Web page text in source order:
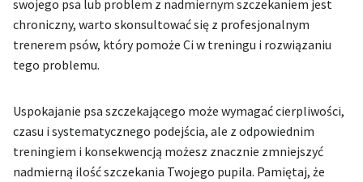
swojego psa lub problem z nadmiernym szczekaniem jest
chroniczny, warto skonsultować się z profesjonalnym
trenerem psów, który pomoże Ci w treningu i rozwiązaniu
tego problemu.
Uspokajanie psa szczekającego może wymagać cierpliwości,
czasu i systematycznego podejścia, ale z odpowiednim
treningiem i konsekwencją możesz znacznie zmniejszyć
nadmierną ilość szczekania Twojego pupila. Pamiętaj, że